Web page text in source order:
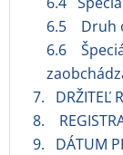
6.5 Druh
6.6
7. DRŽITEĽ
8.
9. DÁTUM